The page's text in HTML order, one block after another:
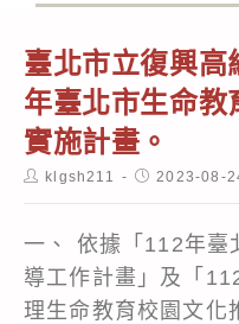
臺北市立復興高
年臺北市生命教
實施計畫。
Postklgsh211
Post2023-08-
一、 依據「112年臺
導工作計畫」及「
理生命教育校園文化